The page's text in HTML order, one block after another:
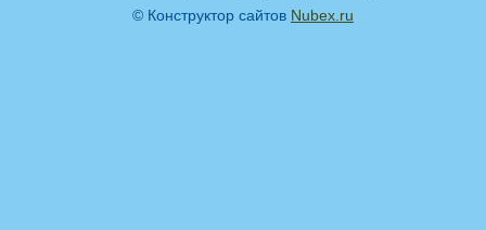
© Конструктор сайтов Nubex.ru